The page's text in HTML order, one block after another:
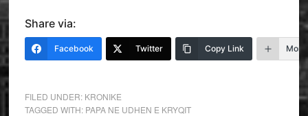
Share via:
Facebook Twitter Copy Link More
FILED UNDER: KRONIKE
TAGGED WITH: PAPA NE UDHEN E KRYQIT